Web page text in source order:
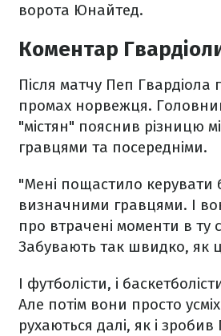
ворота Юнайтед.
Коментар
Після матчу Пеп Гвардіола
промах норвежця.
"містян" пояснив різницю
гравцями та посередніми.
"Мені пощастило керувати
визначними гравцями. І
про втрачені моменти в ту
Забувають так швидко, як
І футболісти, і
Але потім вони просто
рухаються далі, як і